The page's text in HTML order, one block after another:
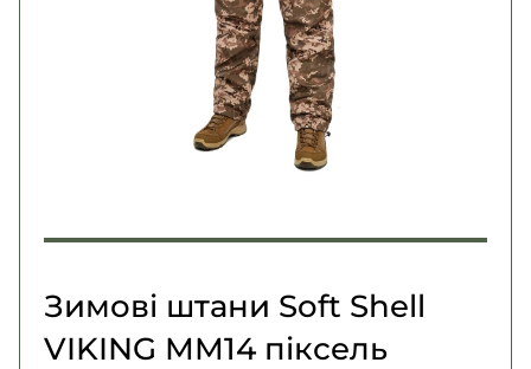
Возврат и обмен
Second Hand NATO
Зимові штани Soft Shell
VIKING MM14 піксель